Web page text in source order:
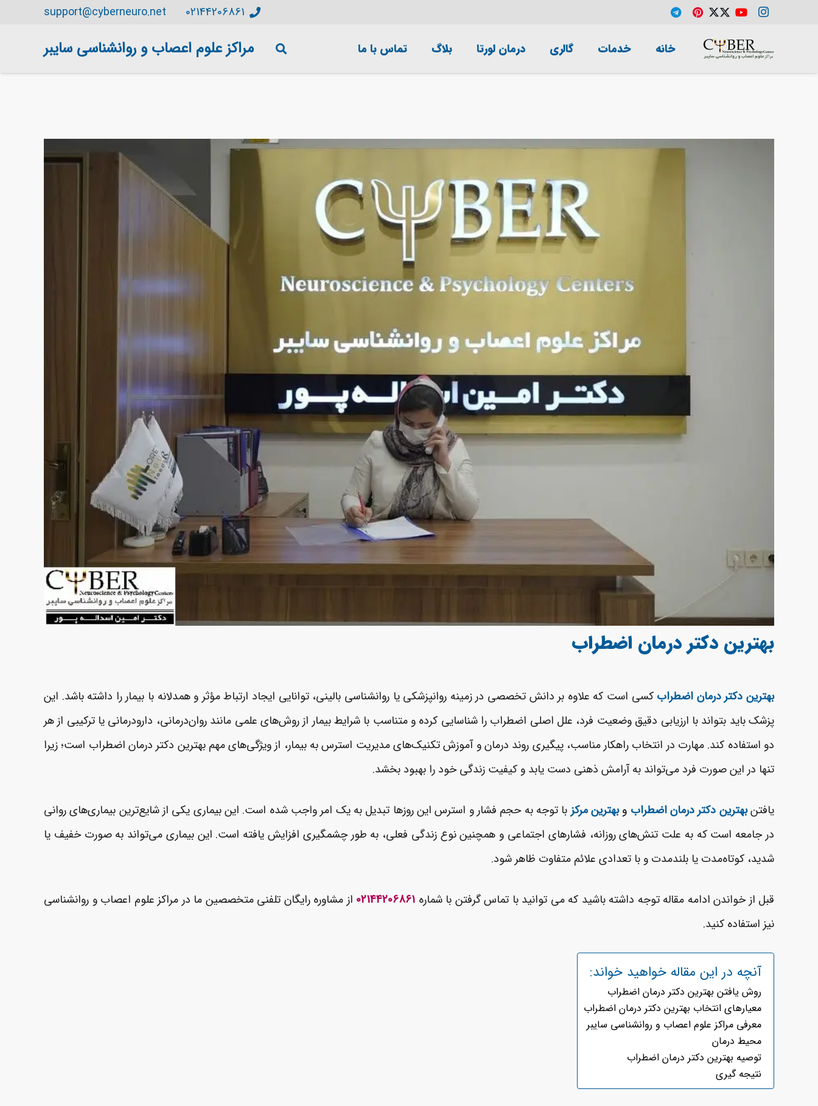
02144206861
support@cyberneuro.net
خانه خدمات گالری درمان لورتا بلاگ تماس با ما مراکز علوم اعصاب و روانشناسی سایبر
بهترین دکتر درمان اضطراب
بهترین دکتر درمان اضطراب کسی است که علاوه بر دانش تخصصی در زمینه روانپزشکی یا روانشناسی بالینی، توانایی ایجاد ارتباط مؤثر و همدلانه با بیمار را داشته باشد. این
پزشک باید بتواند با ارزیابی دقیق وضعیت فرد، علل اصلی اضطراب را شناسایی کرده و متناسب با شرایط بیمار از روش‌های علمی مانند روان‌درمانی، دارودرمانی یا ترکیبی از هر
دو استفاده کند. مهارت در انتخاب راهکار مناسب، پیگیری روند درمان و آموزش تکنیک‌های مدیریت استرس به بیمار، از ویژگی‌های مهم بهترین دکتر درمان اضطراب است؛ زیرا
تنها در این صورت فرد می‌تواند به آرامش ذهنی دست یابد و کیفیت زندگی خود را بهبود بخشد.
یافتنبهترین دکتر درمان اضطراب وبهترین مرکز با توجه به حجم فشار و استرس این روزها تبدیل به یک امر واجب شده است. این بیماری یکی از شایع‌ترین بیماری‌های روانی
در جامعه است که به علت تنش‌های روزانه، فشارهای اجتماعی و همچنین نوع زندگی فعلی، به طور چشمگیری افزایش یافته است. این بیماری می‌تواند به صورت خفیف یا
شدید، کوتاه‌مدت یا بلندمدت و با تعدادی علائم متفاوت ظاهر شود.
قبل از خواندن ادامه مقاله توجه داشته باشید که می توانید با تماس گرفتن با شماره 02144206861 از مشاوره رایگان تلفنی متخصصین ما در مراکز علوم اعصاب و روانشناسی
نیز استفاده کنید.
آنچه در این مقاله خواهید خواند:
روش یافتن بهترین دکتر درمان اضطراب
معیارهای انتخاب بهترین دکتر درمان اضطراب
معرفی مراکز علوم اعصاب و روانشناسی سایبر
محیط درمان
توصیه بهترین دکتر درمان اضطراب
نتیجه گیری